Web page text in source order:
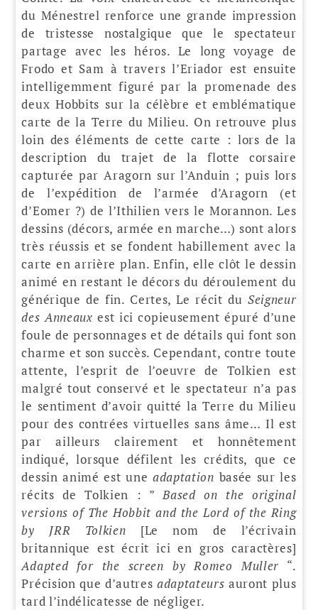
du Ménestrel renforce une grande impression
de tristesse nostalgique que le spectateur
partage avec les héros. Le long voyage de
Frodo et Sam à travers l’Eriador est ensuite
intelligemment figuré par la promenade des
deux Hobbits sur la célèbre et emblématique
carte de la Terre du Milieu. On retrouve plus
loin des éléments de cette carte : lors de la
description du trajet de la flotte corsaire
capturée par Aragorn sur l’Anduin ; puis lors
de l’expédition de l’armée d’Aragorn (et
d’Eomer ?) de l’Ithilien vers le Morannon. Les
dessins (décors, armée en marche…) sont alors
très réussis et se fondent habillement avec la
carte en arrière plan. Enfin, elle clôt le dessin
animé en restant le décors du déroulement du
générique de fin. Certes, Le récit du Seigneur
des Anneaux est ici copieusement épuré d’une
foule de personnages et de détails qui font son
charme et son succès. Cependant, contre toute
attente, l’esprit de l’oeuvre de Tolkien est
malgré tout conservé et le spectateur n’a pas
le sentiment d’avoir quitté la Terre du Milieu
pour des contrées virtuelles sans âme… Il est
par ailleurs clairement et honnêtement
indiqué, lorsque défilent les crédits, que ce
dessin animé est une adaptation basée sur les
récits de Tolkien : ”Based on the original
versions of The Hobbit and the Lord of the Ring
by JRR Tolkien [Le nom de l’écrivain
britannique est écrit ici en gros caractères]
Adapted for the screen by Romeo Muller “.
Précision que d’autres adaptateurs auront plus
tard l’indélicatesse de négliger.